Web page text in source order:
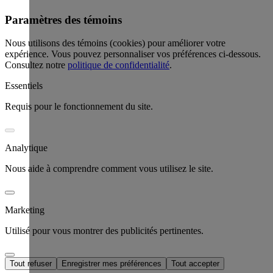
Paramètres des témoins
Nous utilisons des témoins (cookies) pour améliorer votre
expérience. Vous pouvez personnaliser vos préférences ci-dessous.
Consultez notre politique de confidentialité.
Essentiels
Requis pour le fonctionnement du site.
Analytique
Nous aide à comprendre comment vous utilisez le site.
Marketing
Utilisé pour vous montrer des publicités pertinentes.
Tout refuser Enregistrer mes préférences Tout accepter